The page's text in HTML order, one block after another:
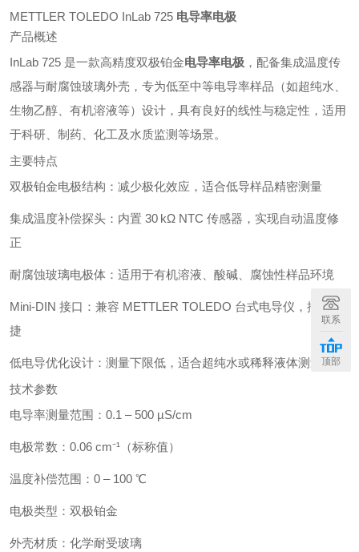
METTLER TOLEDO InLab 725 电导率电极
产品概述
InLab 725 是一款高精度双极铂金电导率电极 ，配备集成温度传
感器与耐腐蚀玻璃外壳，专为低至中等电导率样品（如超纯水、
生物乙醇、有机溶液等）设计，具有良好的线性与稳定性，适用
于科研、制药、化工及水质监测等场景。
主要特点
双极铂金电极结构：减少极化效应，适合低导样品精密测量
集成温度补偿探头：内置 30 kΩ NTC 传感器，实现自动温度修
正
耐腐蚀玻璃电极体：适用于有机溶液、酸碱、腐蚀性样品环境
Mini-DIN 接口：兼容 METTLER TOLEDO 台式电导仪，插拔便
捷
低电导优化设计：测量下限低，适合超纯水或稀释液体测量需求
技术参数
电导率测量范围：0.1 – 500 µS/cm
电极常数：0.06 cm⁻¹（标称值）
温度补偿范围：0 – 100 ℃
电极类型：双极铂金
外壳材质：化学耐受玻璃
联系
顶部